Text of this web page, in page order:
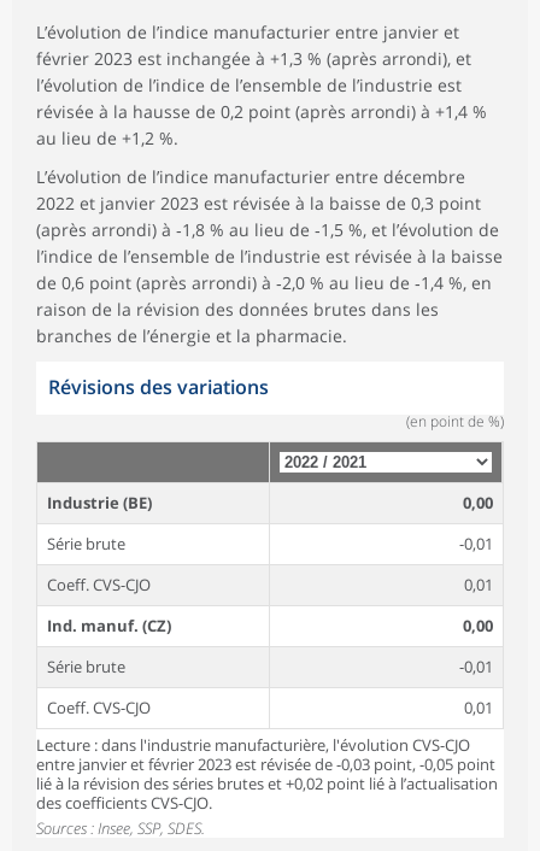
L’évolution de l’indice manufacturier entre janvier et
février 2023 est inchangée à +1,3 % (après arrondi), et
l’évolution de l’indice de l’ensemble de l’industrie est
révisée à la hausse de 0,2 point (après arrondi) à +1,4 %
au lieu de +1,2 %.
L’évolution de l’indice manufacturier entre décembre
2022 et janvier 2023 est révisée à la baisse de 0,3 point
(après arrondi) à ‑1,8 % au lieu de ‑1,5 %, et l’évolution de
l’indice de l’ensemble de l’industrie est révisée à la baisse
de 0,6 point (après arrondi) à ‑2,0 % au lieu de ‑1,4 %, en
raison de la révision des données brutes dans les
branches de l’énergie et la pharmacie.
Révisions des variations
(en point de %)
Industrie (BE)
0,00
Série brute
-0,01
Coeff. CVS-CJO
0,01
Ind. manuf. (CZ)
0,00
Série brute
-0,01
Coeff. CVS-CJO
0,01
Lecture : dans l'industrie manufacturière, l'évolution CVS-CJO
entre janvier et février 2023 est révisée de -0,03 point, -0,05 point
lié à la révision des séries brutes et +0,02 point lié à l’actualisation
des coefficients CVS-CJO.
Sources : Insee, SSP, SDES.